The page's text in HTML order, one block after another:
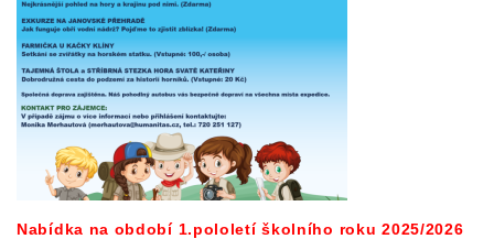
Nabídka na období 1.pololetí školního roku 2025/2026